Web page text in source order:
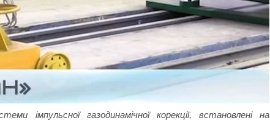
імпульсної газодинамічної корекції, встановлені на